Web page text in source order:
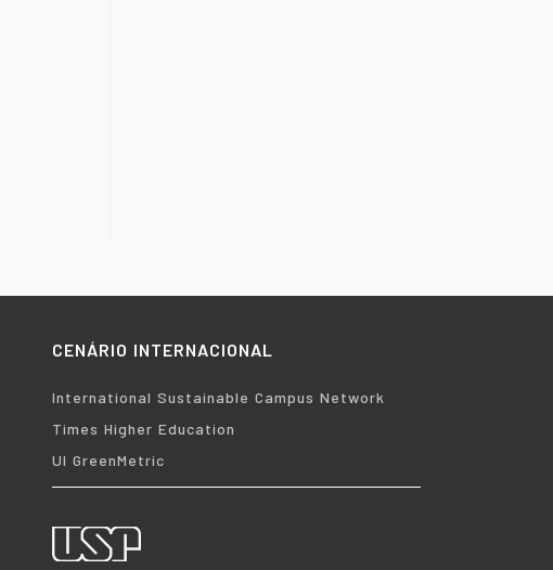
CENÁRIO INTERNACIONAL
International Sustainable Campus Network
Times Higher Education
UI GreenMetric